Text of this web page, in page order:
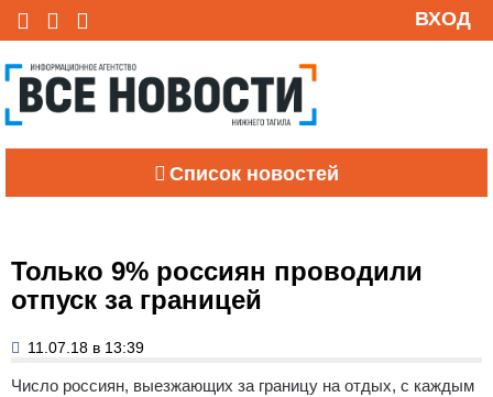
ВХОД
Список новостей
Только 9% россиян проводили
отпуск за границей
11.07.18 в 13:39
Число россиян, выезжающих за границу на отдых, с каждым